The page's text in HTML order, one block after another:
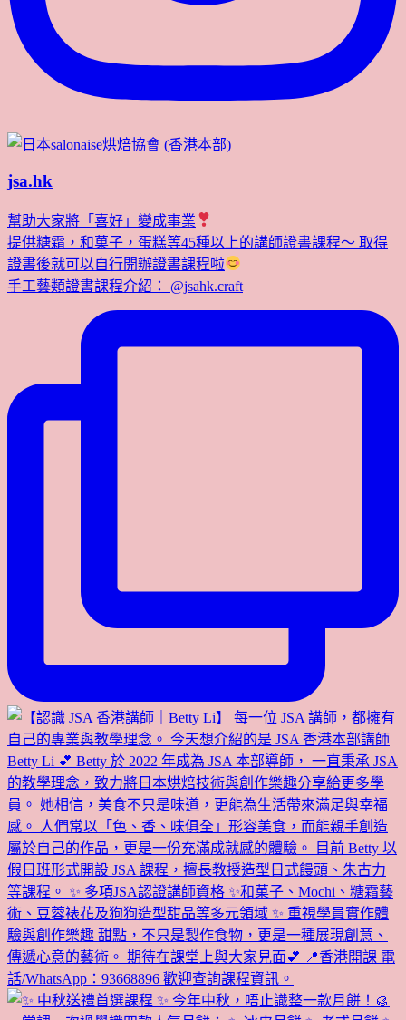
jsa.hk
幫助大家將「喜好」變成事業
提供糖霜，和菓子，蛋糕等45種以上的講師證書課程～ 取得
證書後就可以自行開辦證書課程啦
手工藝類證書課程介紹： @jsahk.craft